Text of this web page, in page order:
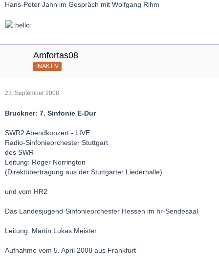
Hans-Peter Jahn im Gespräch mit Wolfgang Rihm
Amfortas08
INAKTIV
23. September 2008
Bruckner: 7. Sinfonie E-Dur
SWR2 Abendkonzert - LIVE
Radio-Sinfonieorchester Stuttgart
des SWR
Leitung: Roger Norrington
(Direktübertragung aus der Stuttgarter Liederhalle)
und vom HR2
Das Landesjugend-Sinfonieorchester Hessen im hr-Sendesaal
Leitung: Martin Lukas Meister
Aufnahme vom 5. April 2008 aus Frankfurt